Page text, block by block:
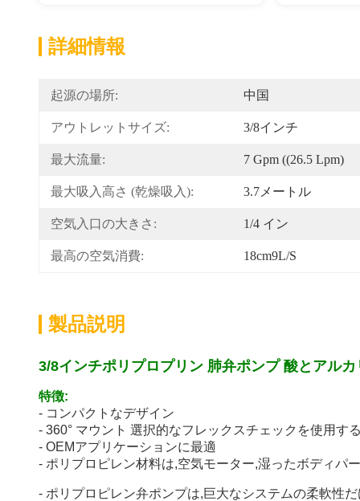
詳細情報
起源の場所: 中国
アウトレットサイズ: 3/8インチ
最大流量: 7 Gpm ((26.5 Lpm)
最大吸入高さ (乾燥吸入): 3.7メートル
空気入口の大きさ: 1/4 イン
最高の空気消費: 18cm9L/s
製品説明
3/8インチポリプロプリン 肺弁ポンプ 酸とアル
特徴:
- コンパクトなデザイン
- 360° マウント 選択的なフレックスチェックを使用す
- OEMアプリケーションに最適
- ポリプロピレン材料は,空気モーター,湿ったボディパ
- ポリプロピレン弁ポンプは,巨大なシステムの柔軟性